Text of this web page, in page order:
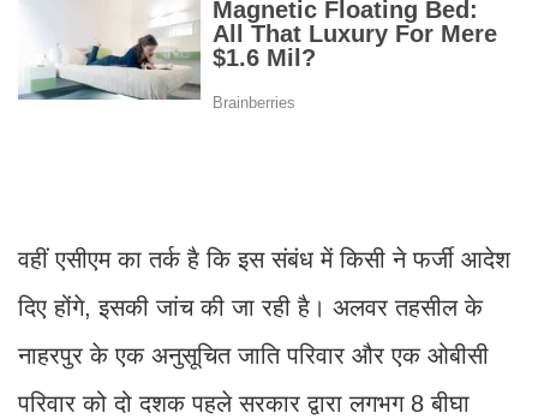
वहीं एसीएम का तर्क है कि इस संबंध में किसी ने फर्जी आदेश
दिए होंगे, इसकी जांच की जा रही है। अलवर तहसील के
नाहरपुर के एक अनुसूचित जाति परिवार और एक ओबीसी
परिवार को दो दशक पहले सरकार द्वारा लगभग 8 बीघा